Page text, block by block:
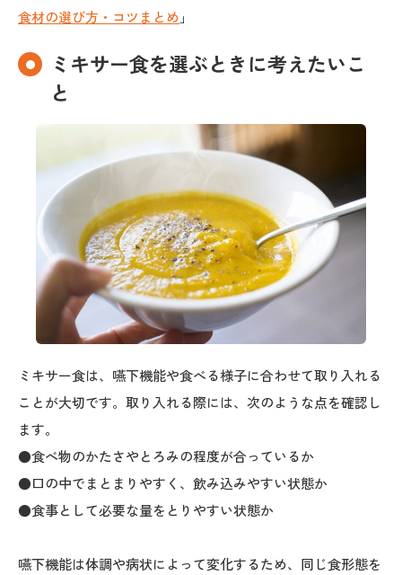
食材の選び方・コツまとめ 」
ミキサー食を選ぶときに考えたいこ
と
ミキサー食は、嚥下機能や食べる様子に合わせて取り入れる
ことが大切です。取り入れる際には、次のような点を確認し
ます。
●食べ物のかたさやとろみの程度が合っているか
●口の中でまとまりやすく、飲み込みやすい状態か
●食事として必要な量をとりやすい状態か
嚥下機能は体調や病状によって変化するため、同じ食形態を